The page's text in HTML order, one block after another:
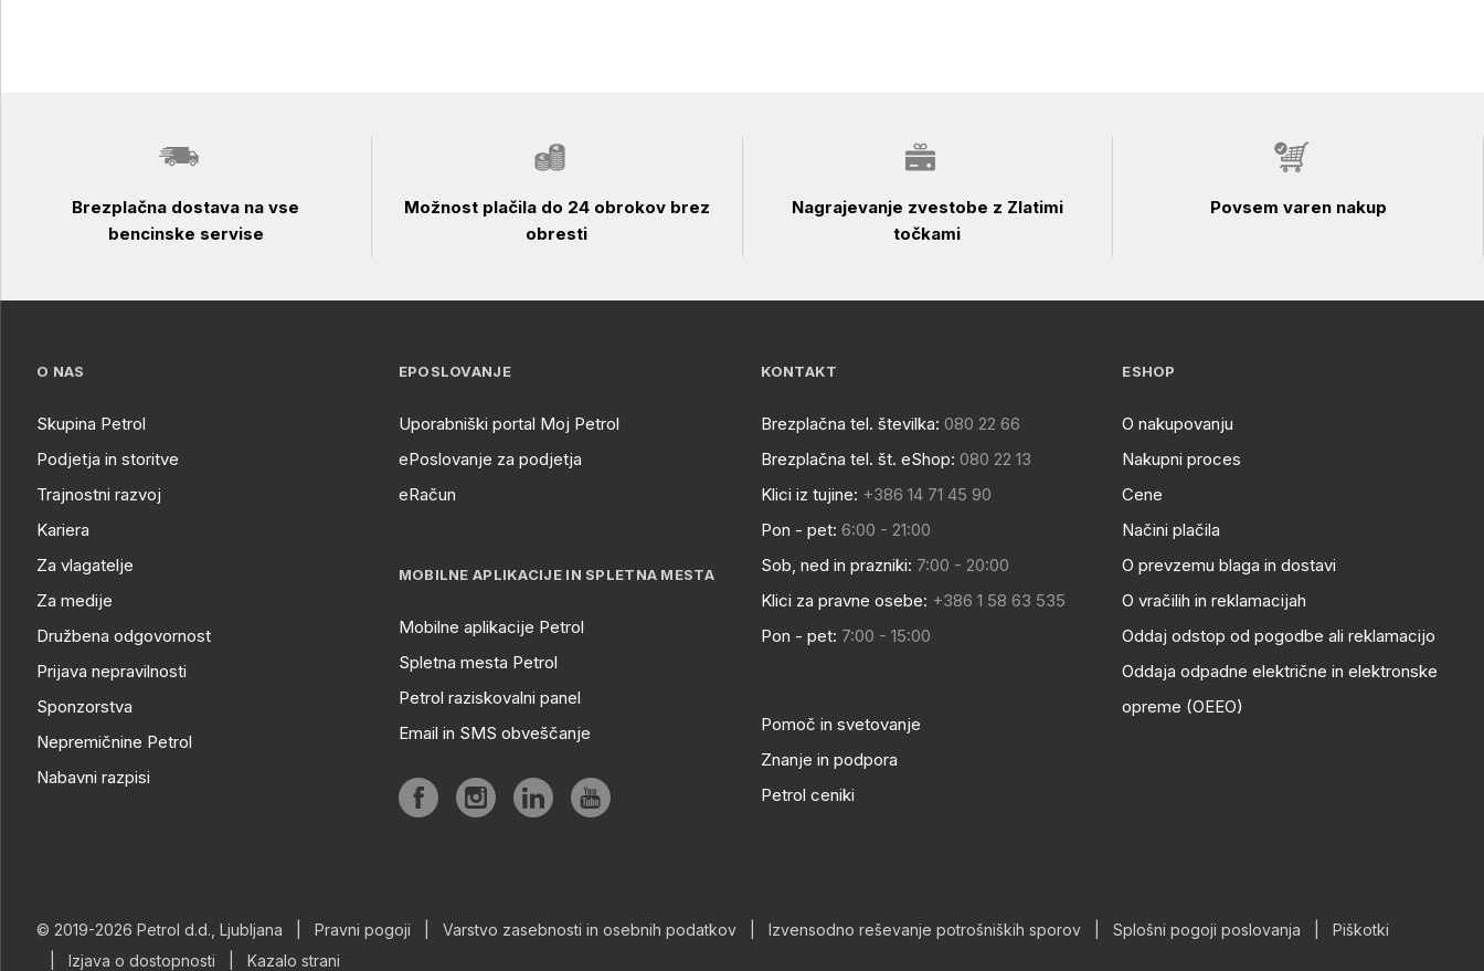
Brezplačna dostava na vse
bencinske servise
Možnost plačila do 24 obrokov brez
obresti
Nagrajevanje zvestobe z Zlatimi
točkami
Povsem varen nakup
O NAS
Skupina Petrol
Podjetja in storitve
Trajnostni razvoj
Kariera
Za vlagatelje
Za medije
Družbena odgovornost
Prijava nepravilnosti
Sponzorstva
Nepremičnine Petrol
Nabavni razpisi
EPOSLOVANJE
Uporabniški portal Moj Petrol
ePoslovanje za podjetja
eRačun
MOBILNE APLIKACIJE IN SPLETNA MESTA
Mobilne aplikacije Petrol
Spletna mesta Petrol
Petrol raziskovalni panel
Email in SMS obveščanje
KONTAKT
Brezplačna tel. številka: 080 22 66
Brezplačna tel. št. eShop: 080 22 13
Klici iz tujine: +386 14 71 45 90
Pon - pet: 6:00 - 21:00
Sob, ned in prazniki: 7:00 - 20:00
Klici za pravne osebe: +386 1 58 63 535
Pon - pet: 7:00 - 15:00
Pomoč in svetovanje
Znanje in podpora
Petrol ceniki
ESHOP
O nakupovanju
Nakupni proces
Cene
Načini plačila
O prevzemu blaga in dostavi
O vračilih in reklamacijah
Oddaj odstop od pogodbe ali reklamacijo
Oddaja odpadne električne in elektronske
opreme (OEEO)
© 2019-2026 Petrol d.d., Ljubljana Pravni pogoji Varstvo zasebnosti in osebnih podatkov Izvensodno reševanje potrošniških sporov Splošni pogoji poslovanja
Piškotki
Izjava o dostopnosti Kazalo strani